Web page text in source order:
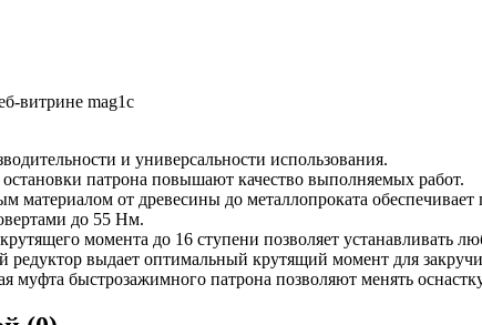
витрине mag1c
и универсальности использования.
патрона повышают качество выполняемых работ.
материалом от древесины до металлопроката
до 55 Нм.
момента до 16 ступени позволяет устанавливать
редуктор выдает оптимальный крутящий момент для
муфта быстрозажимного патрона позволяют менять